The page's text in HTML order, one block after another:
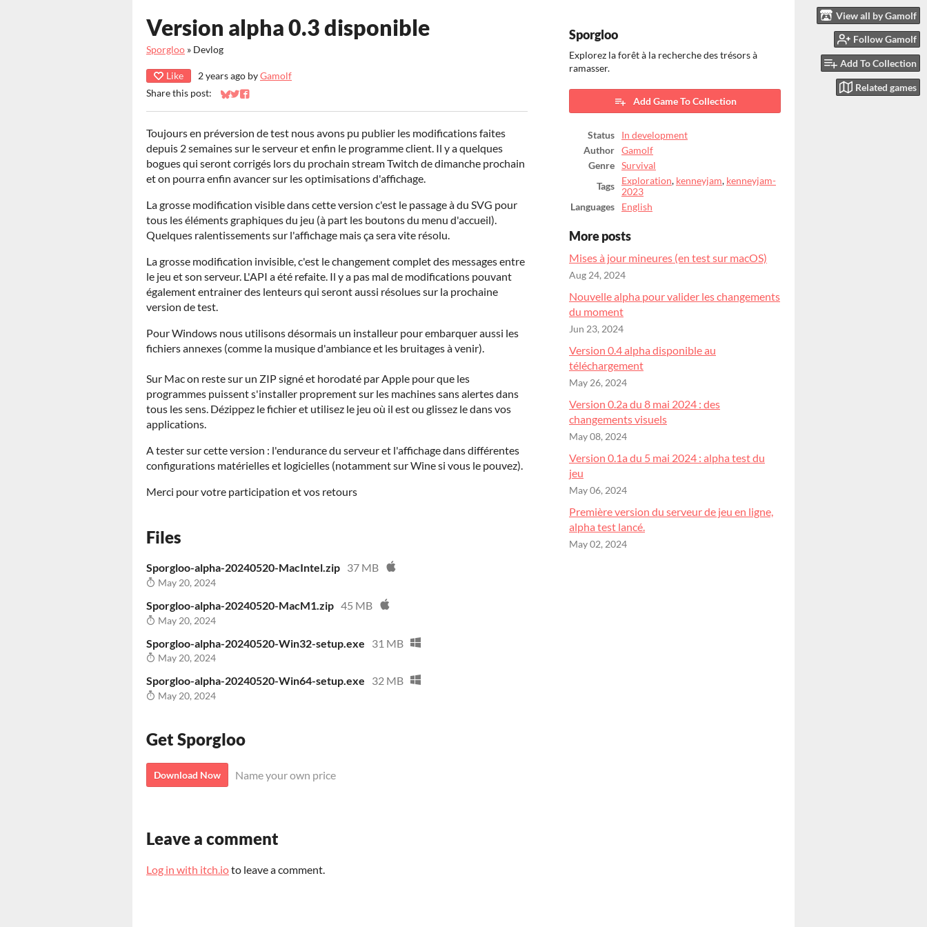
View all by Gamolf
Follow Gamolf
Add To Collection
Related games
Version alpha 0.3 disponible
Sporgloo » Devlog
Like 2 years ago byGamolf
Share this post:
Share on Bluesky
Share on Twitter
Share on Facebook
Toujours en préversion de test nous avons pu publier les modifications faites
depuis 2 semaines sur le serveur et enfin le programme client. Il y a quelques
bogues qui seront corrigés lors du prochain stream Twitch de dimanche prochain
et on pourra enfin avancer sur les optimisations d'affichage.
La grosse modification visible dans cette version c'est le passage à du SVG pour
tous les éléments graphiques du jeu (à part les boutons du menu d'accueil).
Quelques ralentissements sur l'affichage mais ça sera vite résolu.
La grosse modification invisible, c'est le changement complet des messages entre
le jeu et son serveur. L'API a été refaite. Il y a pas mal de modifications pouvant
également entrainer des lenteurs qui seront aussi résolues sur la prochaine
version de test.
Pour Windows nous utilisons désormais un installeur pour embarquer aussi les
fichiers annexes (comme la musique d'ambiance et les bruitages à venir).
Sur Mac on reste sur un ZIP signé et horodaté par Apple pour que les
programmes puissent s'installer proprement sur les machines sans alertes dans
tous les sens. Dézippez le fichier et utilisez le jeu où il est ou glissez le dans vos
applications.
A tester sur cette version : l'endurance du serveur et l'affichage dans différentes
configurations matérielles et logicielles (notamment sur Wine si vous le pouvez).
Merci pour votre participation et vos retours
Files
Sporgloo-alpha-20240520-MacIntel.zip 37 MB
May 20, 2024
Sporgloo-alpha-20240520-MacM1.zip 45 MB
May 20, 2024
Sporgloo-alpha-20240520-Win32-setup.exe 31 MB
May 20, 2024
Sporgloo-alpha-20240520-Win64-setup.exe 32 MB
May 20, 2024
Get Sporgloo
Download Now Name your own price
Sporgloo
Explorez la forêt à la recherche des trésors à
ramasser.
Add Game To Collection
Status
In development
Author
Gamolf
Genre
Survival
Tags
Exploration, kenneyjam, kenneyjam-
2023
Languages
English
More posts
Mises à jour mineures (en test sur macOS)
Aug 24, 2024
Nouvelle alpha pour valider les changements
du moment
Jun 23, 2024
Version 0.4 alpha disponible au
téléchargement
May 26, 2024
Version 0.2a du 8 mai 2024 : des
changements visuels
May 08, 2024
Version 0.1a du 5 mai 2024 : alpha test du
jeu
May 06, 2024
Première version du serveur de jeu en ligne,
alpha test lancé.
May 02, 2024
Leave a comment
Log in with itch.ioto leave a comment.